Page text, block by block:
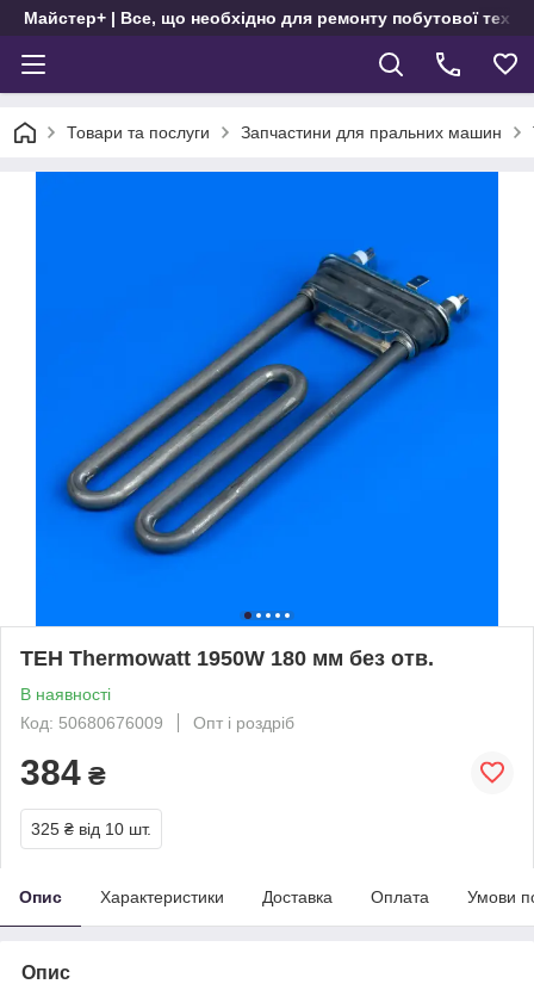
Майстер+ | Все, що необхідно для ремонту побутової
Товари та послуги Запчастини для пральних машин
ТЕН Thermowatt 1950W 180 мм без отв.
В наявності
Код: 50680676009
Опт і роздріб
384 ₴
325 ₴ від 10 шт.
Опис Характеристики Доставка Оплата Умови
Опис